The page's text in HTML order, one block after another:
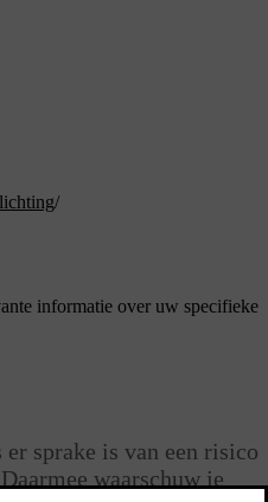
/
informatie over uw specifieke
sprake is van een risico
waarschuw je